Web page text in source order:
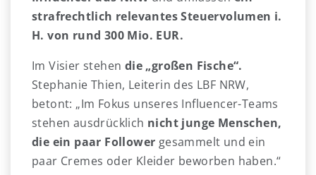
strafrechtlich relevantes Steuervolumen i.
H. von rund 300 Mio. EUR.
Im Visier stehen die „großen Fische“.
Stephanie Thien, Leiterin des LBF NRW,
betont: „Im Fokus unseres Influencer-Teams
stehen ausdrücklich nicht junge Menschen,
die ein paar Follower gesammelt und ein
paar Cremes oder Kleider beworben haben.“